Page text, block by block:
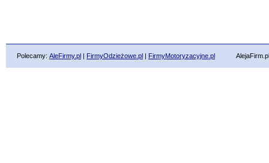
Polecamy: AleFirmy.pl | FirmyOdzieżowe.pl | FirmyMotoryzacyjne.pl AlejaFirm.pl